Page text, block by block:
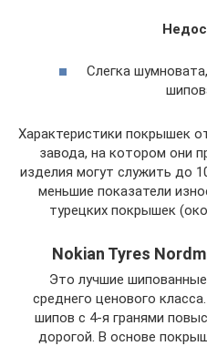
Слегка
Характеристики покрышек
завода, на котором они
изделия могут служить до
меньшие показатели
турецких покрышек
Nokian Tyres
Это лучшие
среднего ценового
шипов с 4-я гранями
дорогой. В основе